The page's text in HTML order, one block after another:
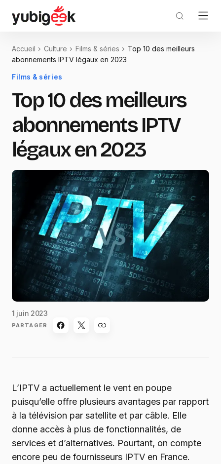
Accueil Culture Films & séries
Top 10 des meilleurs
abonnements IPTV légaux en 2023
Films & séries
Top 10 des meilleurs
abonnements IPTV
légaux en 2023
1 juin 2023
PARTAGER
L’IPTV a actuellement le vent en poupe
puisqu’elle offre plusieurs avantages par rapport
à la télévision par satellite et par câble. Elle
donne accès à plus de fonctionnalités, de
services et d’alternatives. Pourtant, on compte
encore peu de fournisseurs IPTV en France.